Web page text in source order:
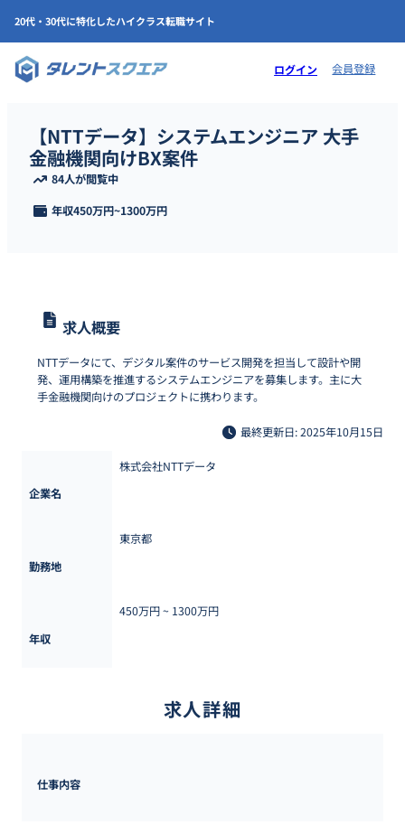
20代・30代に特化したハイクラス転職サイト
ログイン 会員登録
【NTTデータ】システムエンジニア 大手
金融機関向けBX案件
84人が閲覧中
年収450万円~1300万円
求人概要
NTTデータにて、デジタル案件のサービス開発を担当して設計や開
発、運用構築を推進するシステムエンジニアを募集します。主に大
手金融機関向けのプロジェクトに携わります。
最終更新日: 2025年10月15日
企業名
株式会社NTTデータ
勤務地
東京都
年収
450万円 ~ 1300万円
求人詳細
仕事内容